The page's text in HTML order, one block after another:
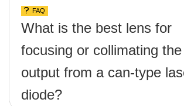
FAQ
What is the best lens for
focusing or collimating the
output from a can-type
diode?